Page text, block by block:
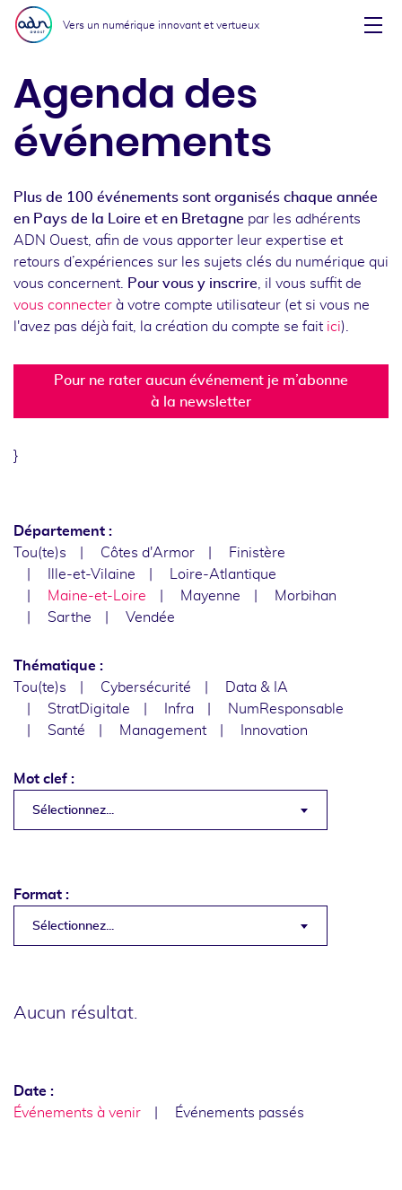
Aller au menu
Aller au contenu
Vers un numérique innovant et vertueux
Agenda des
événements
Plus de 100 événements sont organisés chaque année
en Pays de la Loire et en Bretagne par les adhérents
ADN Ouest, afin de vous apporter leur expertise et
retours d’expériences sur les sujets clés du numérique qui
vous concernent.
Pour vous y inscrire , il vous suffit de
vous connecter à votre compte utilisateur (et si vous ne
l'avez pas déjà fait, la création du compte se fait ici).
Pour ne rater aucun événement je m’abonne
à la newsletter
}
Département :
Tou(te)s
Côtes d'Armor
Finistère
Ille-et-Vilaine
Loire-Atlantique
Maine-et-Loire
Mayenne
Morbihan
Sarthe
Vendée
Thématique :
Tou(te)s
Cybersécurité
Data & IA
StratDigitale
Infra
NumResponsable
Santé
Management Innovation
Mot clef :
Sélectionnez...
Format :
Sélectionnez...
Aucun résultat.
Date :
Événements à venir
Événements passés